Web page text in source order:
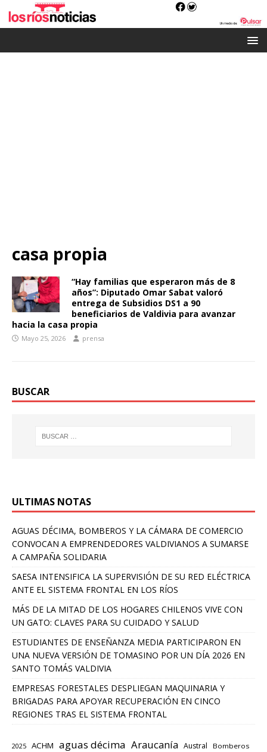
casa propia
“Hay familias que esperaron más de 8
años”: Diputado Omar Sabat valoró
entrega de Subsidios DS1 a 90
beneficiarios de Valdivia para avanzar
hacia la casa propia
Mayo 25, 2026 prensa
BUSCAR
ULTIMAS NOTAS
AGUAS DÉCIMA, BOMBEROS Y LA CÁMARA DE COMERCIO
CONVOCAN A EMPRENDEDORES VALDIVIANOS A SUMARSE
A CAMPAÑA SOLIDARIA
SAESA INTENSIFICA LA SUPERVISIÓN DE SU RED ELÉCTRICA
ANTE EL SISTEMA FRONTAL EN LOS RÍOS
MÁS DE LA MITAD DE LOS HOGARES CHILENOS VIVE CON
UN GATO: CLAVES PARA SU CUIDADO Y SALUD
ESTUDIANTES DE ENSEÑANZA MEDIA PARTICIPARON EN
UNA NUEVA VERSIÓN DE TOMASINO POR UN DÍA 2026 EN
SANTO TOMÁS VALDIVIA
EMPRESAS FORESTALES DESPLIEGAN MAQUINARIA Y
BRIGADAS PARA APOYAR RECUPERACIÓN EN CINCO
REGIONES TRAS EL SISTEMA FRONTAL
2025 ACHM aguas décima Araucanía Austral Bomberos